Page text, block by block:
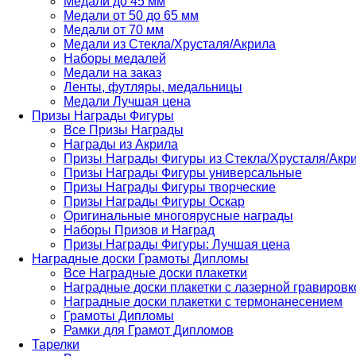
Медали от 50 до 65 мм
Медали от 70 мм
Медали из Стекла/Хрусталя/Акрила
Наборы медалей
Медали на заказ
Ленты, футляры, медальницы
Медали Лучшая цена
Призы Награды Фигуры
Все Призы Награды
Награды из Акрила
Призы Награды Фигуры из Стекла/Хрусталя/
Призы Награды Фигуры универсальные
Призы Награды Фигуры творческие
Призы Награды Фигуры Оскар
Оригинальные многоярусные награды
Наборы Призов и Наград
Призы Награды Фигуры: Лучшая цена
Наградные доски Грамоты Дипломы
Все Наградные доски плакетки
Наградные доски плакетки с лазерной
Наградные доски плакетки с термонанесением
Грамоты Дипломы
Рамки для Грамот Дипломов
Тарелки